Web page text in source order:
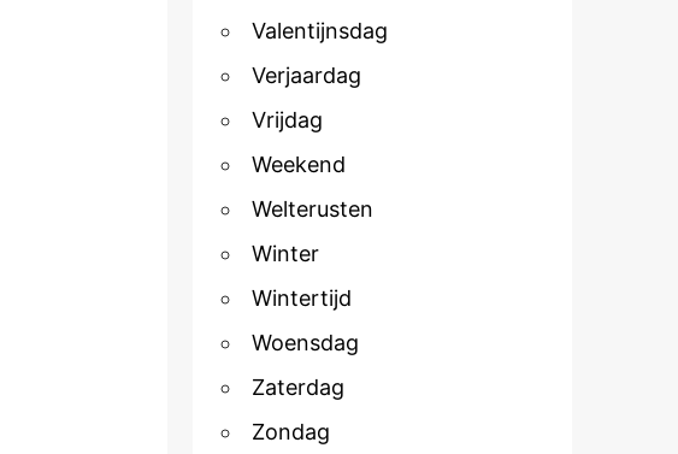
Valentijnsdag
Verjaardag
Vrijdag
Weekend
Welterusten
Winter
Wintertijd
Woensdag
Zaterdag
Zondag